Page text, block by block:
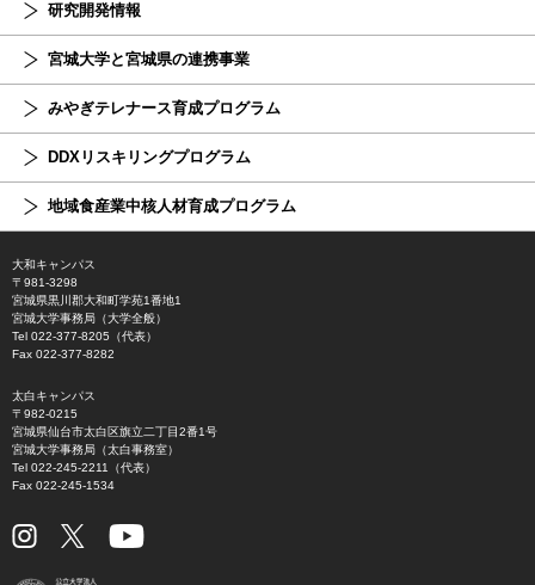
研究開発情報
宮城大学と宮城県の連携事業
みやぎテレナース育成プログラム
DDXリスキリングプログラム
地域食産業中核人材育成プログラム
大和キャンパス
〒981-3298
宮城県黒川郡大和町学苑1番地1
宮城大学事務局（大学全般）
Tel 022-377-8205（代表）
Fax 022-377-8282
太白キャンパス
〒982-0215
宮城県仙台市太白区旗立二丁目2番1号
宮城大学事務局（太白事務室）
Tel 022-245-2211（代表）
Fax 022-245-1534